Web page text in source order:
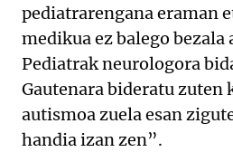
pediatrarengana eraman
medikua ez balego
Pediatrak neurologora
Gautenara bideratu zuten
autismoa zuela esan
handia izan zen”.